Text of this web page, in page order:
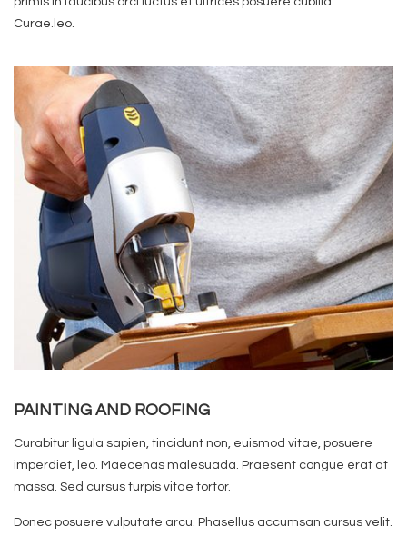
Curae.leo.
PAINTING AND ROOFING
Curabitur ligula sapien, tincidunt non, euismod vitae, posuere
imperdiet, leo. Maecenas malesuada. Praesent congue erat at
massa. Sed cursus turpis vitae tortor.
Donec posuere vulputate arcu. Phasellus accumsan cursus velit.